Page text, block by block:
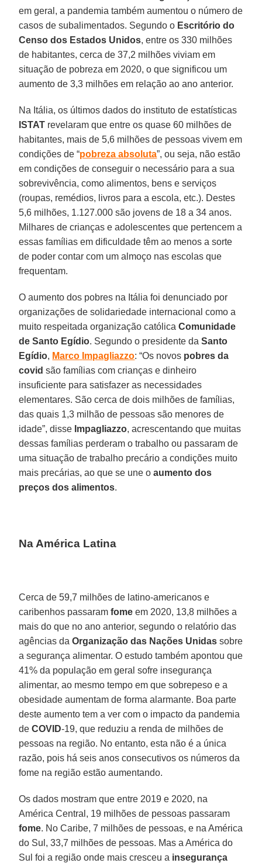
em geral, a pandemia também aumentou o número de
casos de subalimentados. Segundo o Escritório do
Censo dos Estados Unidos, entre os 330 milhões
de habitantes, cerca de 37,2 milhões viviam em
situação de pobreza em 2020, o que significou um
aumento de 3,3 milhões em relação ao ano anterior.
Na Itália, os últimos dados do instituto de estatísticas
ISTAT revelaram que entre os quase 60 milhões de
habitantes, mais de 5,6 milhões de pessoas vivem em
condições de “pobreza absoluta”, ou seja, não estão
em condições de conseguir o necessário para a sua
sobrevivência, como alimentos, bens e serviços
(roupas, remédios, livros para a escola, etc.). Destes
5,6 milhões, 1.127.000 são jovens de 18 a 34 anos.
Milhares de crianças e adolescentes que pertencem a
essas famílias em dificuldade têm ao menos a sorte
de poder contar com um almoço nas escolas que
frequentam.
O aumento dos pobres na Itália foi denunciado por
organizações de solidariedade internacional como a
muito respeitada organização católicaComunidade
de Santo Egídio. Segundo o presidente daSanto
Egídio, Marco Impagliazzo: “Os novos pobres da
covid são famílias com crianças e dinheiro
insuficiente para satisfazer as necessidades
elementares. São cerca de dois milhões de famílias,
das quais 1,3 milhão de pessoas são menores de
idade”, disse Impagliazzo, acrescentando que muitas
dessas famílias perderam o trabalho ou passaram de
uma situação de trabalho precário a condições muito
mais precárias, ao que se une oaumento dos
preços dos alimentos.
Na América Latina
Cerca de 59,7 milhões de latino-americanos e
caribenhos passaramfome em 2020, 13,8 milhões a
mais do que no ano anterior, segundo o relatório das
agências daOrganização das Nações Unidas sobre
a segurança alimentar. O estudo também apontou que
41% da população em geral sofre insegurança
alimentar, ao mesmo tempo em que sobrepeso e a
obesidade aumentam de forma alarmante. Boa parte
deste aumento tem a ver com o impacto da pandemia
deCOVID-19, que reduziu a renda de milhões de
pessoas na região. No entanto, esta não é a única
razão, pois há seis anos consecutivos os números da
fome na região estão aumentando.
Os dados mostram que entre 2019 e 2020, na
América Central, 19 milhões de pessoas passaram
fome. No Caribe, 7 milhões de pessoas, e na América
do Sul, 33,7 milhões de pessoas. Mas a América do
Sul foi a região onde mais cresceu a insegurança